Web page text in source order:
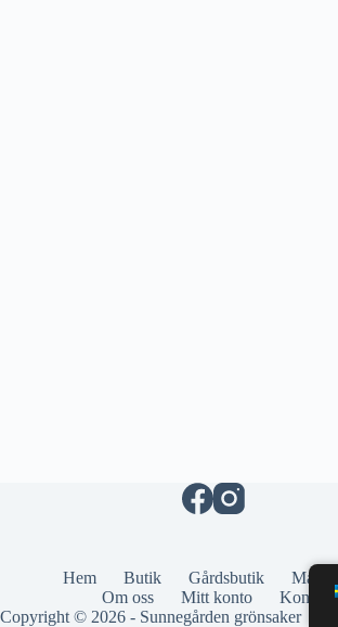
Hem Butik Gårdsbutik
Om oss
Mitt konto
Copyright © 2026 - Sunnegården grönsaker